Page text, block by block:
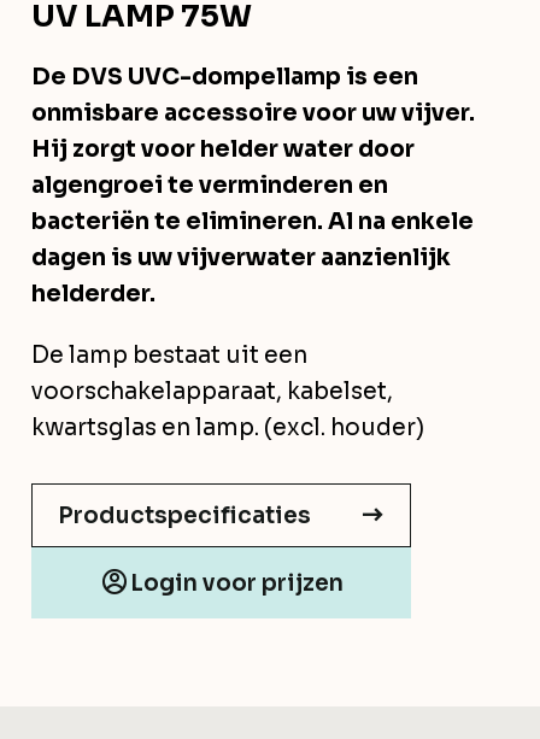
UV LAMP 75W
De DVS UVC-dompellamp is een
onmisbare accessoire voor uw vijver.
Hij zorgt voor helder water door
algengroei te verminderen en
bacteriën te elimineren. Al na enkele
dagen is uw vijverwater aanzienlijk
helderder.
De lamp bestaat uit een
voorschakelapparaat, kabelset,
kwartsglas en lamp. (excl. houder)
Productspecificaties
Login voor prijzen